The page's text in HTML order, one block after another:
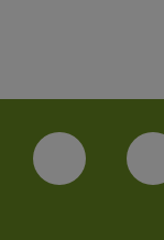
Facebook